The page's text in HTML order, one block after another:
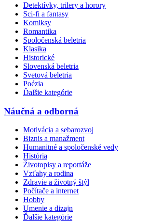
Detektívky, trilery a horory
Sci-fi a fantasy
Komiksy
Romantika
Spoločenská beletria
Klasika
Historické
Slovenská beletria
Svetová beletria
Poézia
Ďalšie kategórie
Náučná a odborná
Motivácia a sebarozvoj
Biznis a manažment
Humanitné a spoločenské vedy
História
Životopisy a reportáže
Vzťahy a rodina
Zdravie a životný štýl
Počítače a internet
Hobby
Umenie a dizajn
Ďalšie kategórie